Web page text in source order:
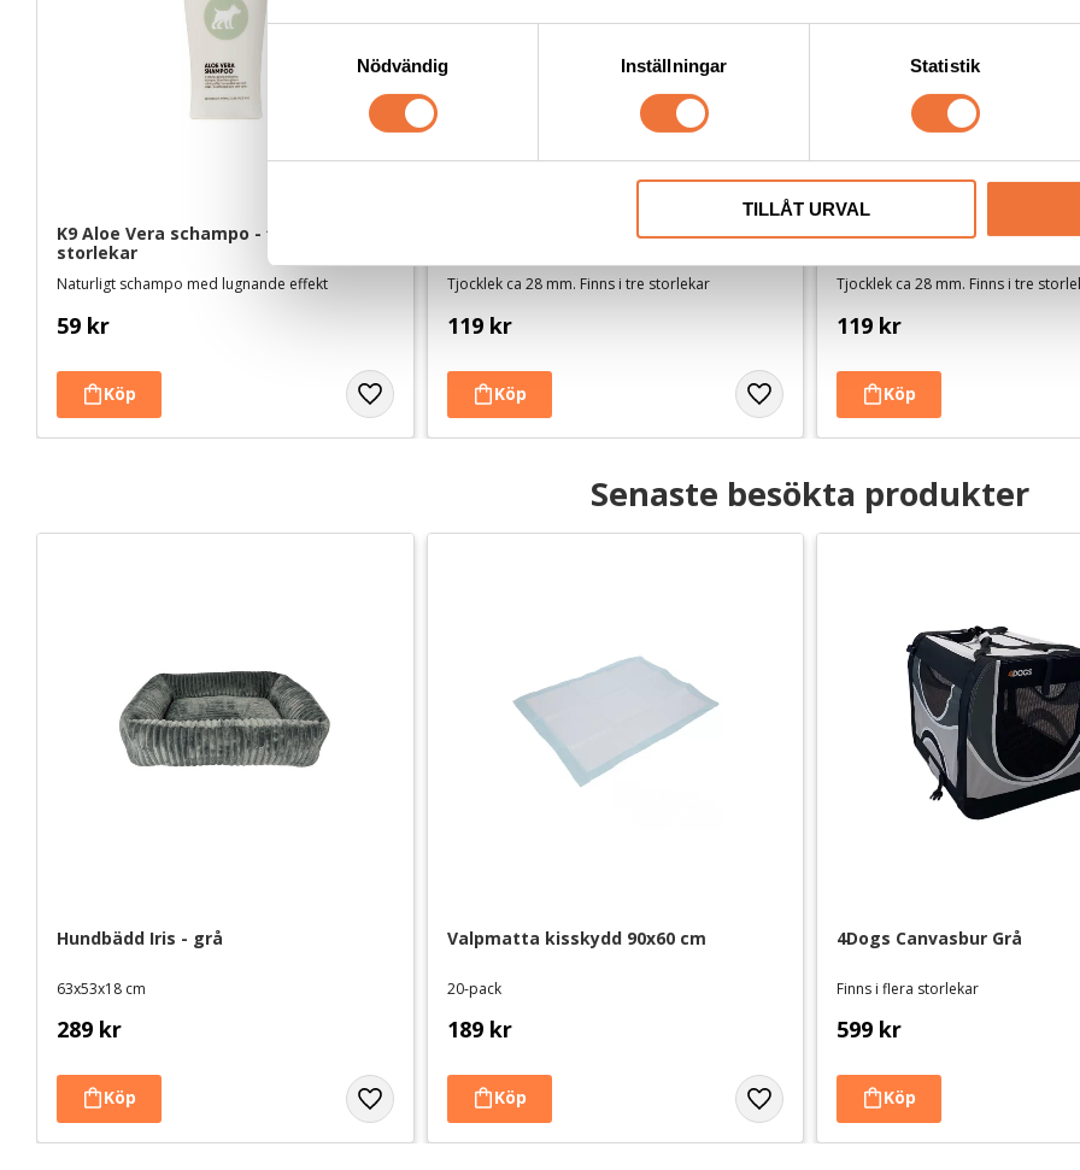
e
s
Nödvändig Inställningar Statistik
TILLÅT URVAL
K9 Aloe Vera schampo - finns i fyra
storlekar
Naturligt schampo med lugnande effekt
59 kr
Vetbed Kelly Gråmelerad - Vita tassar
Tjocklek ca 28 mm. Finns i tre storlekar
119 kr
Vetbed Patchwork -
Tjocklek ca 28 mm. Finns i tre
119 kr
Senaste besökta produkter
Hundbädd Iris - grå
63x53x18 cm
289 kr
Valpmatta kisskydd 90x60 cm
20-pack
189 kr
4Dogs Canvasbur Grå
Finns i flera storlekar
599 kr